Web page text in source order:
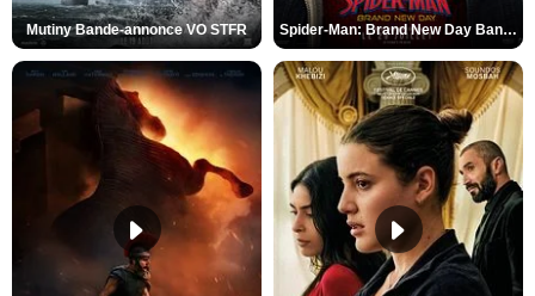
Mutiny Bande-annonce VO STFR Spider-Man: Brand New Day Bande-annonce VO STFR